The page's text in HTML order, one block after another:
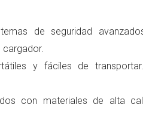
de seguridad
y fáciles de
con materiales de alta